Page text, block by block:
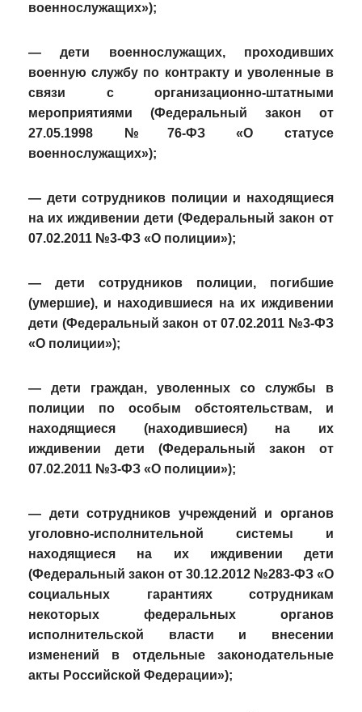
военнослужащих»);
— дети военнослужащих, проходивших
военную службу по контракту и уволенные в
связи с организационно-штатными
мероприятиями (Федеральный закон от
27.05.1998 №76-ФЗ «О статусе
военнослужащих»);
— дети сотрудников полиции и находящиеся
на их иждивении дети (Федеральный закон от
07.02.2011 №3-ФЗ «О полиции»);
— дети сотрудников полиции, погибшие
(умершие), и находившиеся на их иждивении
дети (Федеральный закон от 07.02.2011 №3-ФЗ
«О полиции»);
— дети граждан, уволенных со службы в
полиции по особым обстоятельствам, и
находящиеся (находившиеся) на их
иждивении дети (Федеральный закон от
07.02.2011 №3-ФЗ «О полиции»);
— дети сотрудников учреждений и органов
уголовно-исполнительной системы и
находящиеся на их иждивении дети
(Федеральный закон от 30.12.2012 №283-ФЗ «О
социальных гарантиях сотрудникам
некоторых федеральных органов
исполнительской власти и внесении
изменений в отдельные законодательные
акты Российской Федерации»);